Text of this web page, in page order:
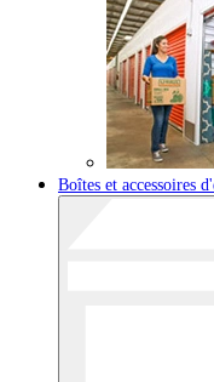
Boîtes et accessoires